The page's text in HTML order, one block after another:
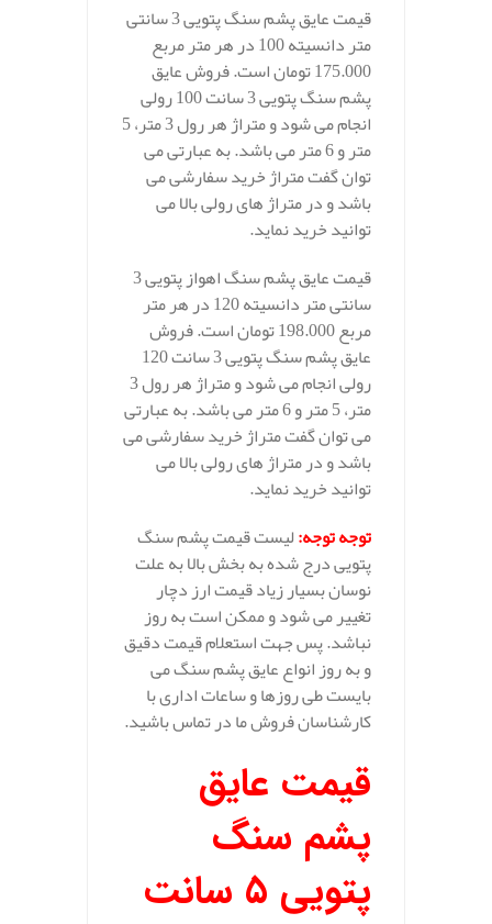
قیمت عایق پشم سنگ پتویی 3 سانتی
متر دانسیته 100 در هر متر مربع
175.000 تومان است. فروش عایق
پشم سنگ پتویی 3 سانت 100 رولی
انجام می شود و متراژ هر رول 3 متر، 5
متر و 6 متر می باشد. به عبارتی می
توان گفت متراژ خرید سفارشی می
باشد و در متراژ های رولی بالا می
توانید خرید نماید.
قیمت عایق پشم سنگ اهواز پتویی 3
سانتی متر دانسیته 120 در هر متر
مربع 198.000 تومان است. فروش
عایق پشم سنگ پتویی 3 سانت 120
رولی انجام می شود و متراژ هر رول 3
متر، 5 متر و 6 متر می باشد. به عبارتی
می توان گفت متراژ خرید سفارشی می
باشد و در متراژ های رولی بالا می
توانید خرید نماید.
توجه توجه:لیست قیمت پشم سنگ
پتویی درج شده به بخش بالا به علت
نوسان بسیار زیاد قیمت ارز دچار
تغییر می شود و ممکن است به روز
نباشد. پس جهت استعلام قیمت دقیق
و به روز انواع عایق پشم سنگ می
بایست طی روزها و ساعات اداری با
کارشناسان فروش ما در تماس باشید.
قیمت عایق
پشم سنگ
پتویی 5 سانت